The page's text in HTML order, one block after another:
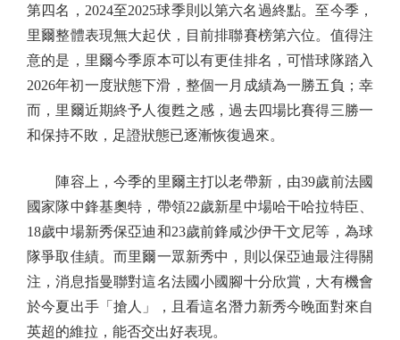
第四名，2024至2025球季則以第六名過終點。至今季，
里爾整體表現無大起伏，目前排聯賽榜第六位。值得注
意的是，里爾今季原本可以有更佳排名，可惜球隊踏入
2026年初一度狀態下滑，整個一月成績為一勝五負；幸
而，里爾近期終予人復甦之感，過去四場比賽得三勝一
和保持不敗，足證狀態已逐漸恢復過來。
陣容上，今季的里爾主打以老帶新，由39歲前法國
國家隊中鋒基奧特，帶領22歲新星中場哈干哈拉特臣、
18歲中場新秀保亞迪和23歲前鋒咸沙伊干文尼等，為球
隊爭取佳績。而里爾一眾新秀中，則以保亞迪最注得關
注，消息指曼聯對這名法國小國腳十分欣賞，大有機會
於今夏出手「搶人」，且看這名潛力新秀今晚面對來自
英超的維拉，能否交出好表現。